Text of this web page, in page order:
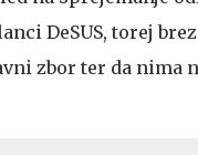
DeSUS, torej
zbor ter da nima